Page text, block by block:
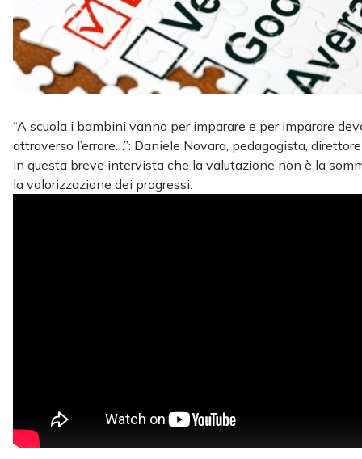
“A scuola i bambini vanno per imparare e per imparare
attraverso l’errore…”: Daniele Novara, pedagogista,
in questa breve intervista che la valutazione non è la
la valorizzazione dei progressi.